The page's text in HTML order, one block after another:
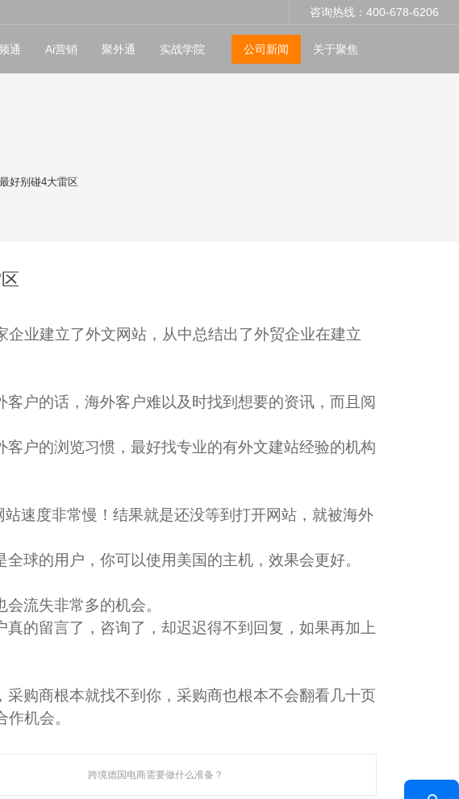
咨询热线：400-678-6206
通 Ai营销 聚外通 实战学院 公司新闻 关于聚焦
好别碰4大雷区
企业建立了外文网站，从中总结出了外贸企业在建立
户的话，海外客户难以及时找到想要的资讯，而且阅
户的浏览习惯，最好找专业的有外文建站经验的机构
速度非常慢！结果就是还没等到打开网站，就被海外
球的用户，你可以使用美国的主机，效果会更好。
流失非常多的机会。
的留言了，咨询了，却迟迟得不到回复，如果再加上
购商根本就找不到你，采购商也根本不会翻看几十页
机会。
跨境德国电商需要做什么准备？
器学习、数据挖掘 等技术领域，
比的特点，成为了越来越 多企业的首选。
联系聚焦